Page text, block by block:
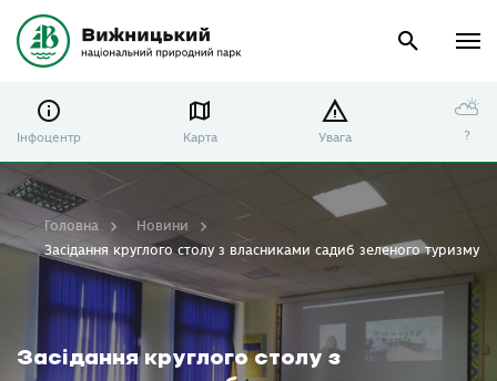
Інфоцентр Карта Увага
⛅
?
Засідання круглого столу з
Головна
Новини
Засідання круглого столу з власниками садиб зеленого туризму